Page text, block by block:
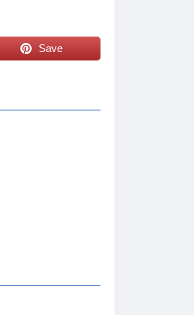
Save